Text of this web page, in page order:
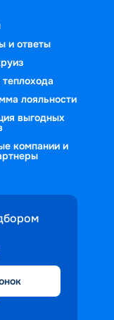
и ответы
лояльности
выгодных
компании и